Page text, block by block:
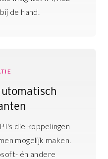
de hand.
die koppelingen
mogelijk maken.
én andere